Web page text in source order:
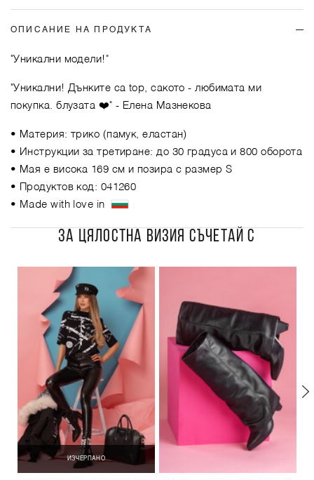
ОПИСАНИЕ НА ПРОДУКТА
"Уникални модели!"
"Уникални! Дънките са top, сакото - любимата ми
покупка. блузата ❤️" - Елена Мазнекова
• Материя: трико (памук, еластан)
• Инструкции за третиране: до 30 градуса и 800 оборота
• Мая е висока 169 см и позира с размер S
• Продуктов код: 041260
• Made with love in
ЗА ЦЯЛОСТНА ВИЗИЯ СЪЧЕТАЙ С
ИЗЧЕРПАНО